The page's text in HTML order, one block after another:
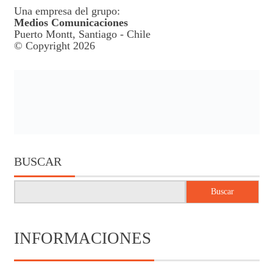
Una empresa del grupo:
Medios Comunicaciones
Puerto Montt, Santiago - Chile
© Copyright 2026
BUSCAR
Buscar
INFORMACIONES